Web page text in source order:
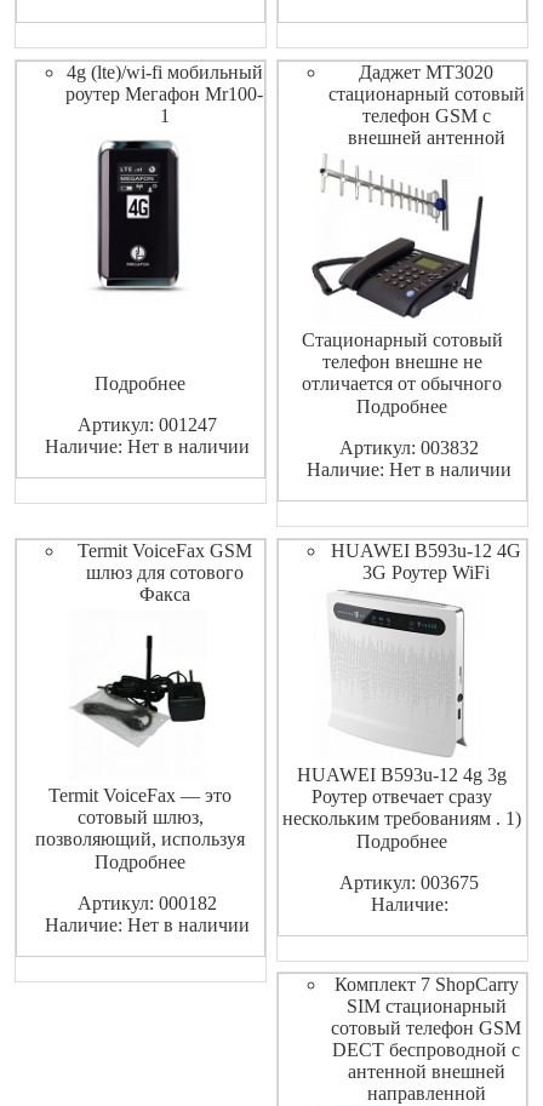
антенна GSM внешняя.
Усиление 18dBi, рабочая
частота 800-2100MHz.
2.0 разъем для сим-карты
Корпус Пластик
4g (lte)/wi-fi мобильный
роутер Мегафон Mr100-
1
Подробнее
Артикул: 001247
Наличие: Нет в наличии
Даджет MT3020
стационарный сотовый
телефон GSM с
внешней антенной
Стационарный сотовый
телефон внешне не
отличается от обычного
кнопочного аппарата, за
нему не подводиться
телефонный кабель. Чтобы
вставить в него SIM-карту и
подключиться к источнику
питани
Подробнее
Артикул: 003832
Наличие: Нет в наличии
Termit VoiceFax GSM
шлюз для сотового
Факса
Termit VoiceFax — это
сотовый шлюз,
позволяющий, используя
обычный телефон, совершать
звонки через сети
операторов GSM.
Подробнее
Артикул: 000182
Наличие: Нет в наличии
HUAWEI B593u-12 4G
3G Роутер WiFi
HUAWEI B593u-12 4g 3g
Роутер отвечает сразу
нескольким требованиям . 1)
Высокая скорость в режиме
до 43 Мбит/с, 4G/ LTE до 100
Мбит/с на прием и 50 Мбит/с
таких как Мегафон
Подробнее
Артикул: 003675
Наличие:
Комплект 7 ShopCarry
SIM стационарный
сотовый телефон GSM
DECT беспроводной с
антенной внешней
направленной